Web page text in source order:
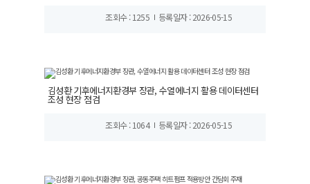
조회수 : 1255 등록일자 : 2026-05-15
김성환 기후에너지환경부 장관, 수열에너지 활용 데이터센터
조성 현장 점검
조회수 : 1064 등록일자 : 2026-05-15